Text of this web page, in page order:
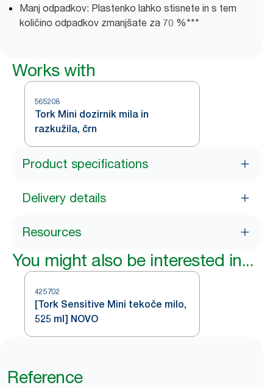
Manj odpadkov: Plastenko lahko stisnete in s tem
količino odpadkov zmanjšate za 70 %***
Works with
565208
Tork Mini dozirnik mila in
razkužila, črn
Product specifications
Delivery details
Resources
You might also be interested in...
425702
[Tork Sensitive Mini tekoče milo,
525 ml] NOVO
Reference